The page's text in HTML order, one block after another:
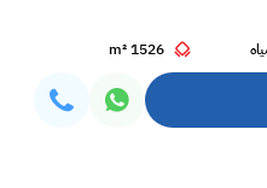
1526 m²